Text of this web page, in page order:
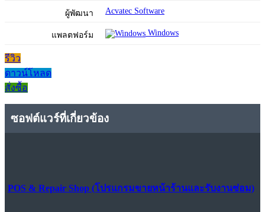
ผู้พัฒนา Acvatec Software
แพลตฟอร์ม Windows
รีวิว
ดาวน์โหลด
สั่งซื้อ
ซอฟต์แวร์ที่เกี่ยวข้อง
POS & Repair Shop (โปรแกรมขายหน้าร้านและรับงานซ่อม)